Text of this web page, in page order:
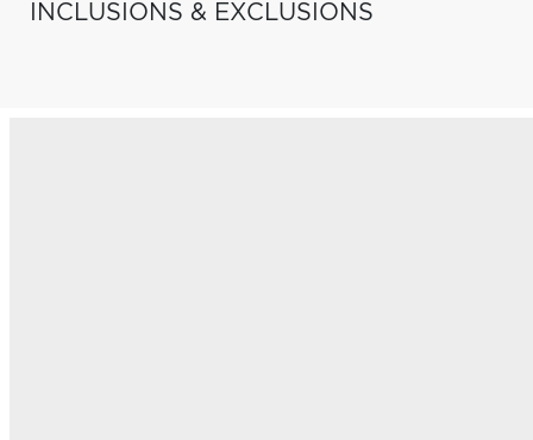
INCLUSIONS & EXCLUSIONS